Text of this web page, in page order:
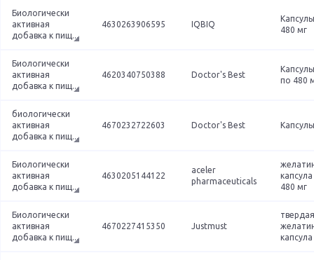
Биологически
активная
добавка к пищ...
4630263906595 IQBIQ
480 мг
Биологически
активная
добавка к пищ...
4620340750388 Doctor's Best
по 480
биологически
активная
добавка к пищ...
4670232722603 Doctor's Best
Биологически
активная
добавка к пищ...
4630205144122
aceler
pharmaceuticals
480 мг
Биологически
активная
добавка к пищ...
4670227415350 Justmust